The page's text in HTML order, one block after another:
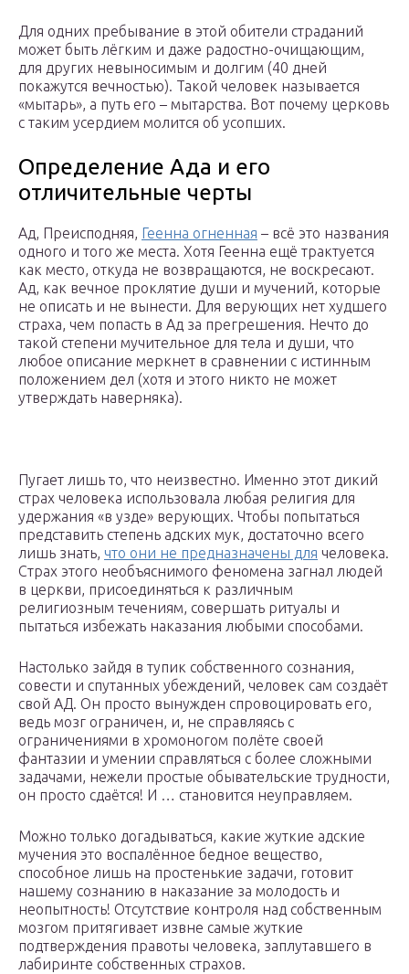
Для одних пребывание в этой обители страданий
может быть лёгким и даже радостно-очищающим,
для других невыносимым и долгим (40 дней
покажутся вечностью). Такой человек называется
«мытарь», а путь его – мытарства. Вот почему церковь
с таким усердием молится об усопших.
Определение Ада и его
отличительные черты
Ад, Преисподняя, Геенна огненная – всё это названия
одного и того же места. Хотя Геенна ещё трактуется
как место, откуда не возвращаются, не воскресают.
Ад, как вечное проклятие души и мучений, которые
не описать и не вынести. Для верующих нет худшего
страха, чем попасть в Ад за прегрешения. Нечто до
такой степени мучительное для тела и души, что
любое описание меркнет в сравнении с истинным
положением дел (хотя и этого никто не может
утверждать наверняка).
Пугает лишь то, что неизвестно. Именно этот дикий
страх человека использовала любая религия для
удержания «в узде» верующих. Чтобы попытаться
представить степень адских мук, достаточно всего
лишь знать, что они не предназначены для человека.
Страх этого необъяснимого феномена загнал людей
в церкви, присоединяться к различным
религиозным течениям, совершать ритуалы и
пытаться избежать наказания любыми способами.
Настолько зайдя в тупик собственного сознания,
совести и спутанных убеждений, человек сам создаёт
свой АД. Он просто вынужден спровоцировать его,
ведь мозг ограничен, и, не справляясь с
ограничениями в хромоногом полёте своей
фантазии и умении справляться с более сложными
задачами, нежели простые обывательские трудности,
он просто сдаётся! И … становится неуправляем.
Можно только догадываться, какие жуткие адские
мучения это воспалённое бедное вещество,
способное лишь на простенькие задачи, готовит
нашему сознанию в наказание за молодость и
неопытность! Отсутствие контроля над собственным
мозгом притягивает извне самые жуткие
подтверждения правоты человека, заплутавшего в
лабиринте собственных страхов.